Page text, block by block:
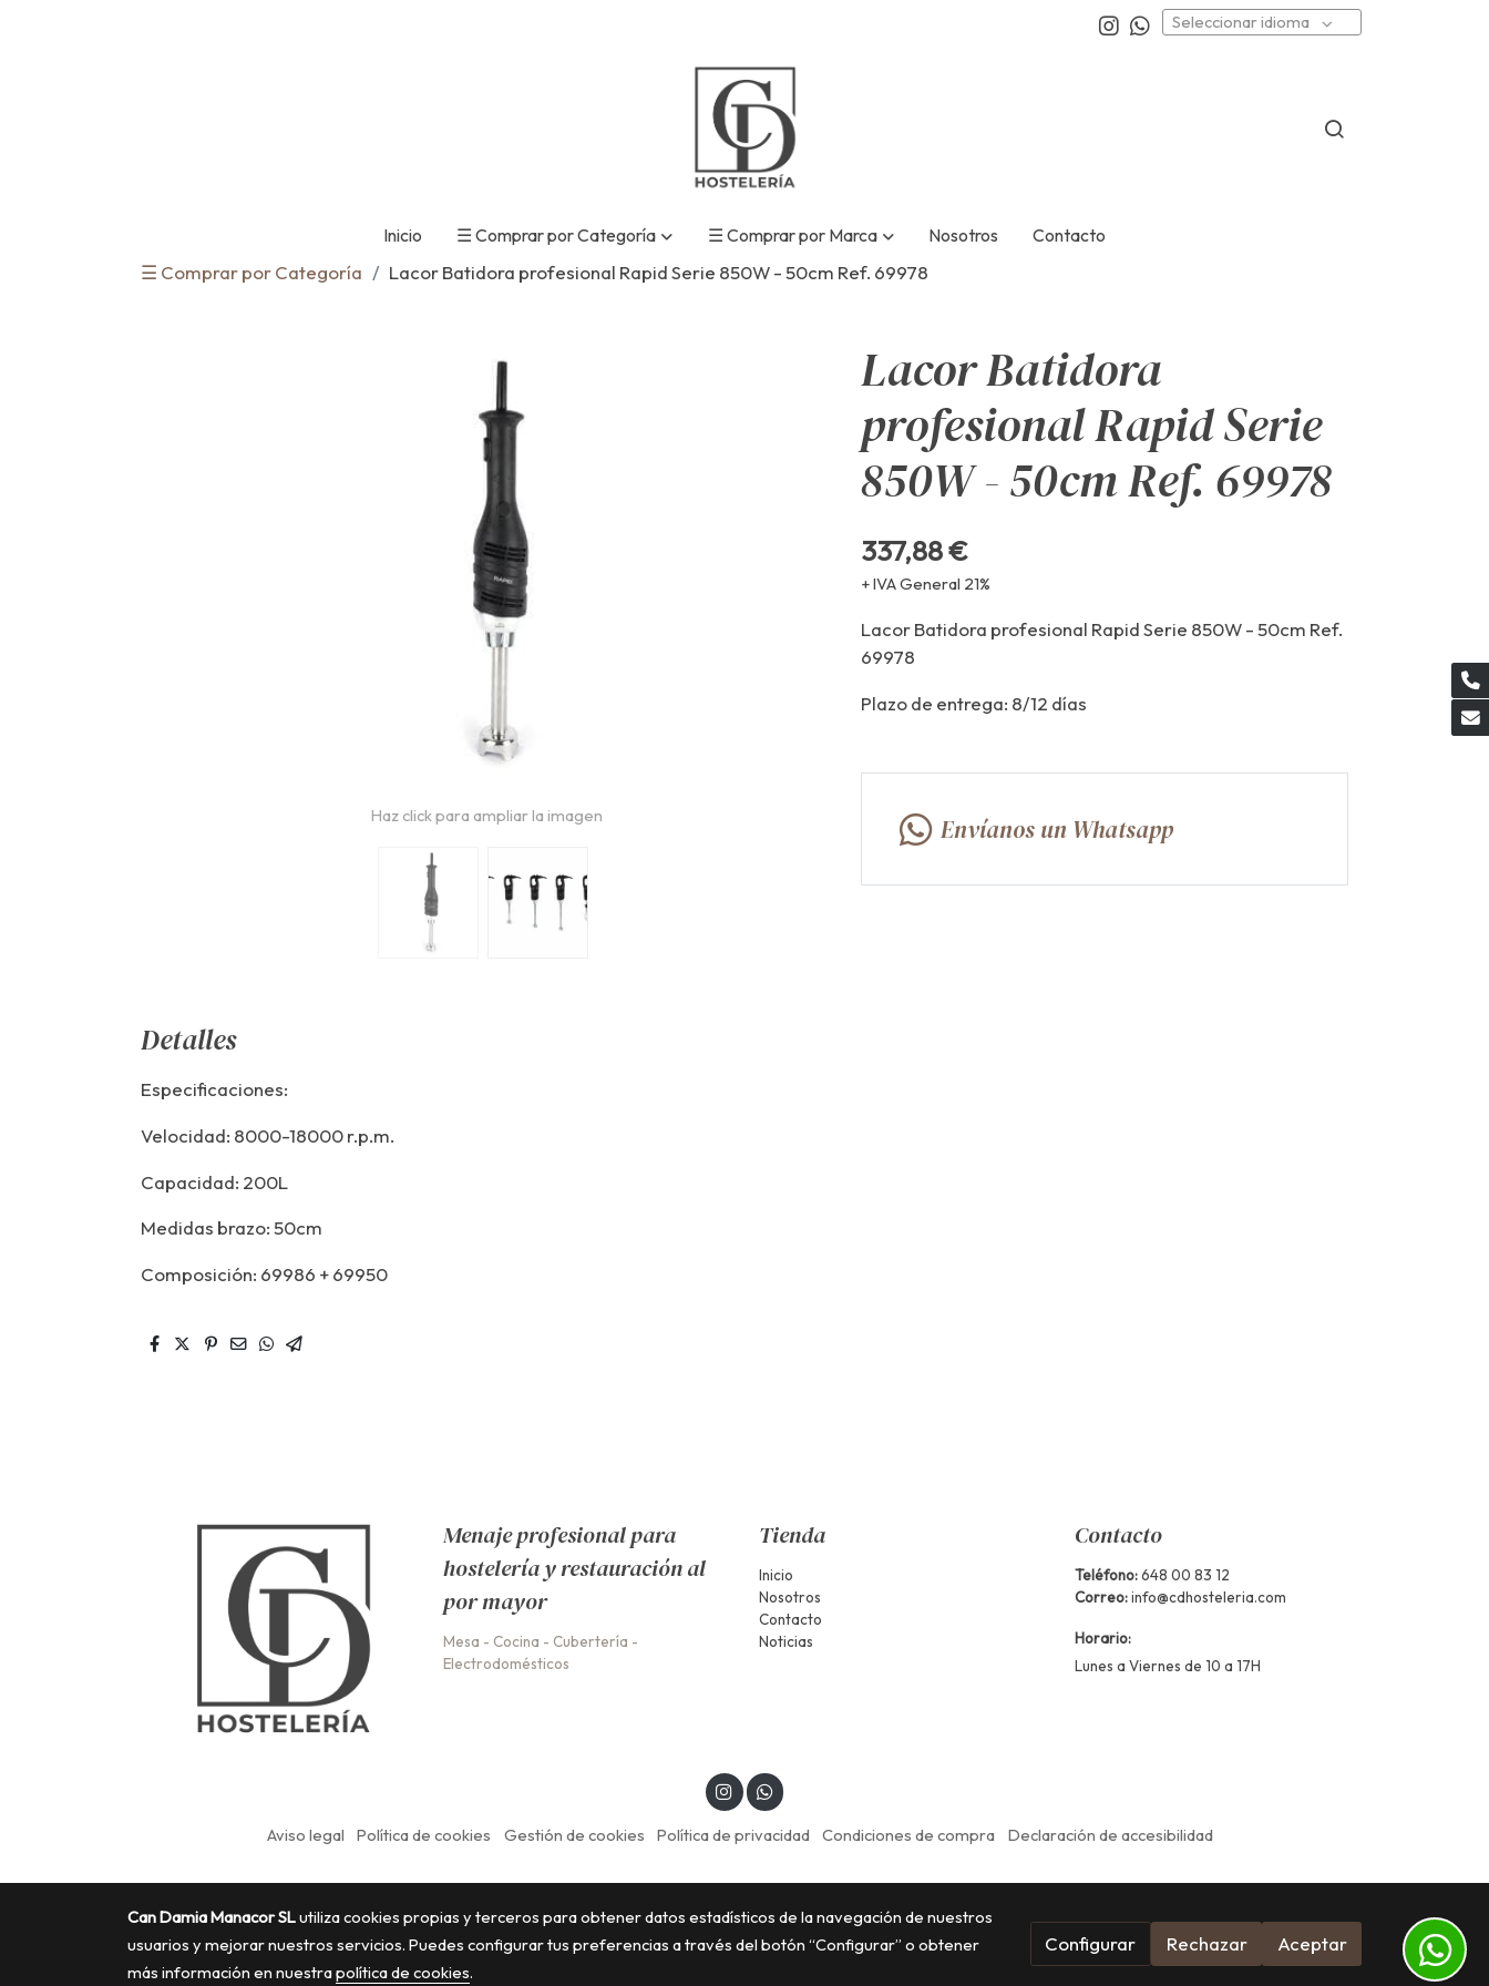
Seleccionar idioma
Inicio ☰ Comprar por Categoría ☰ Comprar por Marca Nosotros Contacto
☰ Comprar por Categoría Lacor Batidora profesional Rapid Serie 850W - 50cm Ref. 69978
Haz click para ampliar la imagen
Detalles
Especificaciones:
Velocidad: 8000-18000 r.p.m.
Capacidad: 200L
Medidas brazo: 50cm
Composición: 69986 + 69950
Lacor Batidora
profesional Rapid Serie
850W - 50cm Ref. 69978
337,88 €
+ IVA General 21%
Lacor Batidora profesional Rapid Serie 850W - 50cm Ref.
69978
Plazo de entrega: 8/12 días
Envíanos un Whatsapp
Menaje profesional para
hostelería y restauración al
por mayor
Mesa - Cocina - Cubertería -
Electrodomésticos
Tienda
Inicio
Nosotros
Contacto
Noticias
Contacto
Teléfono:648 00 83 12
Correo: info@cdhosteleria.com
Horario:
Lunes a Viernes de 10 a 17H
Aviso legal Política de cookies Gestión de cookies Política de privacidad Condiciones de compra Declaración de accesibilidad
Can Damia Manacor SLutiliza cookies propias y terceros para obtener datos estadísticos de la navegación de nuestros
usuarios y mejorar nuestros servicios. Puedes configurar tus preferencias a través del botón “Configurar” o obtener
más información en nuestrapolítica de cookies.
Configurar Rechazar Aceptar